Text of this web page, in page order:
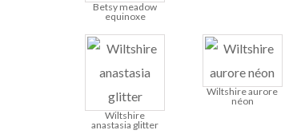
Betsy meadow
equinoxe
Wiltshire
anastasia glitter
Wiltshire aurore
néon